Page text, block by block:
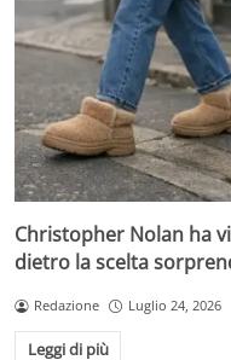
Christopher Nolan ha
dietro la scelta
Redazione Luglio 24, 2026
Leggi di più